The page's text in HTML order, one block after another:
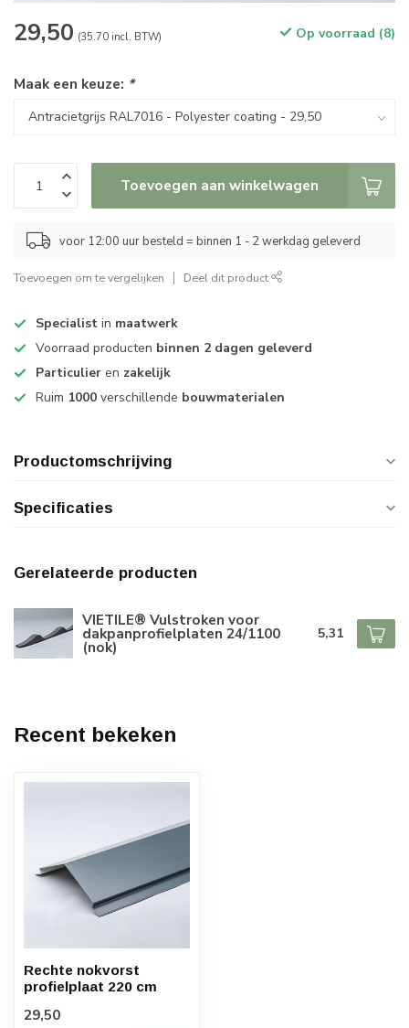
29,50 (35.70 incl. BTW) Op voorraad (8)
Maak een keuze: *
Toevoegen aan winkelwagen
voor 12:00 uur besteld = binnen 1 - 2 werkdag geleverd
Toevoegen om te vergelijken Deel dit product
Specialist in maatwerk
Voorraad producten binnen 2 dagen geleverd
Particulier en zakelijk
Ruim 1000 verschillende bouwmaterialen
Productomschrijving
Specificaties
Gerelateerde producten
VIETILE® Vulstroken voor
dakpanprofielplaten 24/1100
(nok)
5,31
Recent bekeken
Rechte nokvorst
profielplaat 220 cm
29,50